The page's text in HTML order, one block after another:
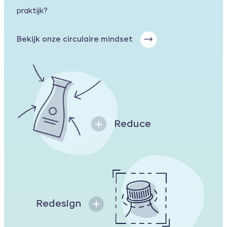
praktijk?
Bekijk onze circulaire mindset
Reduce
Redesign